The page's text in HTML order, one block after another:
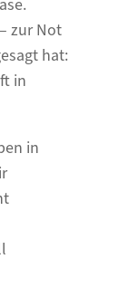
zur Not
hat:
in
in